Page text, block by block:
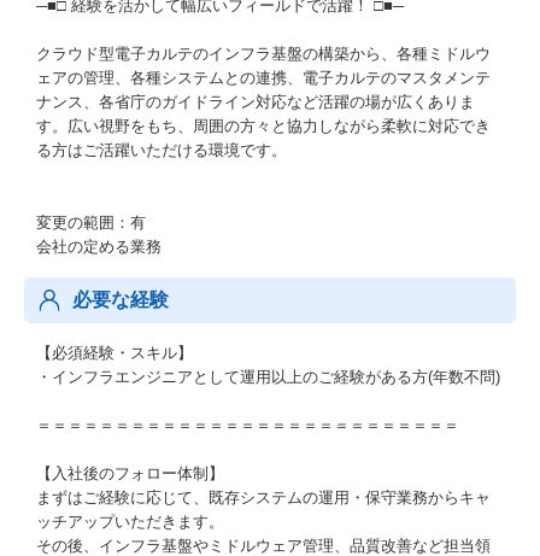
─■□ 経験を活かして幅広いフィールドで活躍！ □■─
クラウド型電子カルテのインフラ基盤の構築から、各種ミドルウ
ェアの管理、各種システムとの連携、電子カルテのマスタメンテ
ナンス、各省庁のガイドライン対応など活躍の場が広くありま
す。広い視野をもち、周囲の方々と協力しながら柔軟に対応でき
る方はご活躍いただける環境です。
変更の範囲：有
会社の定める業務
必要な経験
【必須経験・スキル】
・インフラエンジニアとして運用以上のご経験がある方(年数不問)
＝＝＝＝＝＝＝＝＝＝＝＝＝＝＝＝＝＝＝＝＝＝＝＝＝＝＝
【入社後のフォロー体制】
まずはご経験に応じて、既存システムの運用・保守業務からキャ
ッチアップいただきます。
その後、インフラ基盤やミドルウェア管理、品質改善など担当領